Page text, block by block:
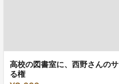
高校の図書室に、西野さんの
る権